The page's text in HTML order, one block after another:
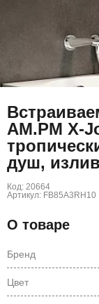
AM.PM X-
душ, излив
Код: 20664
Артикул: FB85A3RH10
О товаре
Бренд
Цвет